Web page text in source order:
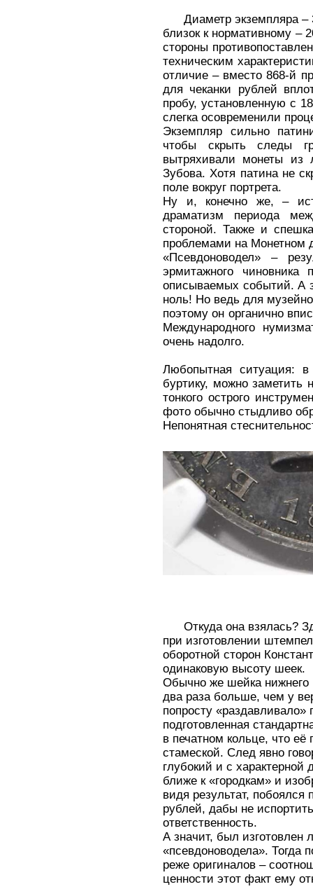
Диаметр экземпляра –
близок к нормативному –
стороны
техническим
отличие – вместо 868-й
для чеканки рублей
пробу, установленную с
слегка осовременили
Экземпляр сильно
чтобы скрыть следы
вытряхивали монеты из
Зубова. Хотя патина не
поле вокруг портрета.
Ну и, конечно же, –
драматизм периода
стороной. Также и
проблемами на Монетном
«Псевдоноводел» –
эрмитажного
описываемых событий. А
ноль! Но ведь для
поэтому он органично
Международного
очень надолго.
Любопытная ситуация:
буртику, можно
тонкого острого
фото обычно стыдливо
Непонятная
Откуда она взялась?
при изготовлении
оборотной сторон
одинаковую высоту шеек.
Обычно же шейка нижнего
два раза больше, чем у
попросту «раздавливало»
подготовленная
в печатном кольце, что
стамеской. След явно
глубокий и с
ближе к «городкам» и
видя результат, побоялся
рублей, дабы не
ответственность.
А значит, был изготовлен
«псевдоноводела». Тогда
реже оригиналов –
ценности этот факт ему